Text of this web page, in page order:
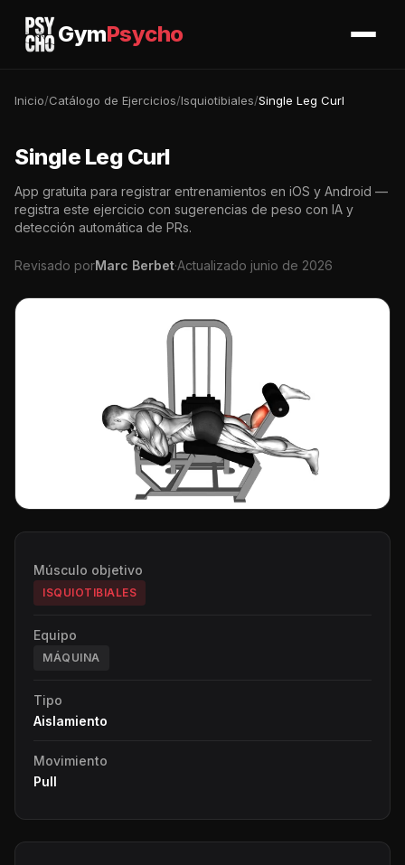
GymPsycho
Inicio/Catálogo de Ejercicios/Isquiotibiales/Single Leg Curl
Single Leg Curl
App gratuita para registrar entrenamientos en iOS y Android —
registra este ejercicio con sugerencias de peso con IA y
detección automática de PRs.
Revisado porMarc Berbet·Actualizado junio de 2026
Músculo objetivo
ISQUIOTIBIALES
Equipo
MÁQUINA
Tipo
Aislamiento
Movimiento
Pull